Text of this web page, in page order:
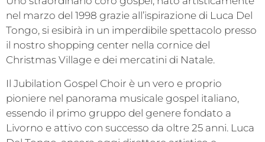
nel marzo del 1998 grazie all’ispirazione di Luca Del
Tongo, si esibirà in un imperdibile spettacolo presso
il nostro shopping center nella cornice del
Christmas Village e dei mercatini di Natale.
Il Jubilation Gospel Choir è un vero e proprio
pioniere nel panorama musicale gospel italiano,
essendo il primo gruppo del genere fondato a
Livorno e attivo con successo da oltre 25 anni. Luca